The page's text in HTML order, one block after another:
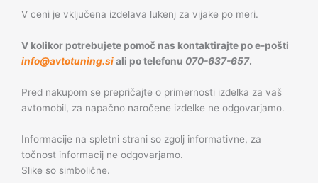
V ceni je vključena izdelava lukenj za vijake po meri.
V kolikor potrebujete pomoč nas kontaktirajte po e-pošti
info@avtotuning.siali po telefonu 070-637-657.
Pred nakupom se prepričajte o primernosti izdelka za vaš
avtomobil, za napačno naročene izdelke ne odgovarjamo.
Informacije na spletni strani so zgolj informativne, za
točnost informacij ne odgovarjamo.
Slike so simbolične.